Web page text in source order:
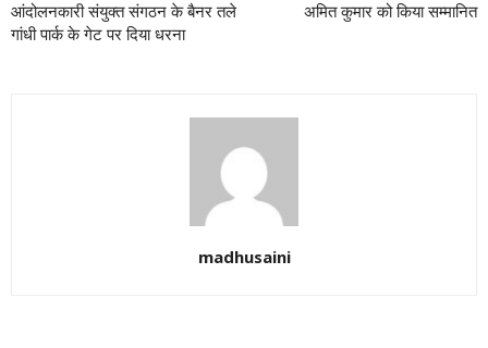
आंदोलनकारी संयुक्त संगठन के बैनर तले
गांधी पार्क के गेट पर दिया धरना
अमित कुमार को किया सम्मानित
madhusaini